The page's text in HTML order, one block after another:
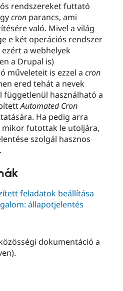
rendszereket futtató
cron parancs, ami
való. Mivel a világ
e két operációs rendszer
a webhelyek
a Drupal is)
műveleteit is ezzel a cron
ered tehát a nevek
függetlenül használható a
Automated Cron
Ha pedig arra
mikor futottak le utoljára,
szolgál hasznos
feladatok beállítása
állapotjelentés
dokumentáció a